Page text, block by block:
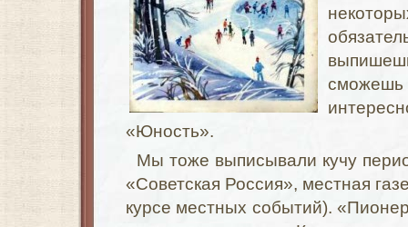
«Юность».
Мы тоже выписывали кучу
«Советская Россия», местная
курсе местных событий).